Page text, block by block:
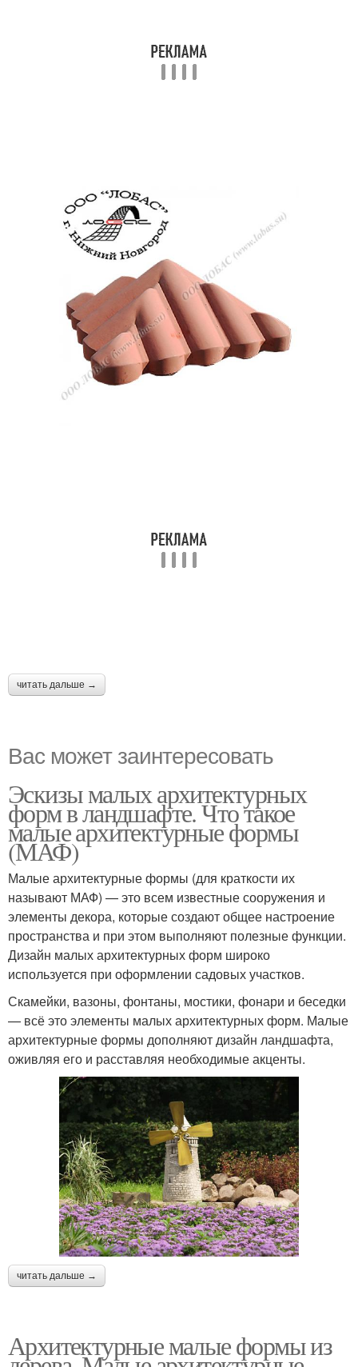
читать дальше →
Вас может заинтересовать
Эскизы малых архитектурных
форм в ландшафте. Что такое
малые архитектурные формы
(МАФ)
Малые архитектурные формы (для краткости их
называют МАФ) — это всем известные сооружения и
элементы декора, которые создают общее настроение
пространства и при этом выполняют полезные функции.
Дизайн малых архитектурных форм широко
используется при оформлении садовых участков.
Скамейки, вазоны, фонтаны, мостики, фонари и беседки
— всё это элементы малых архитектурных форм. Малые
архитектурные формы дополняют дизайн ландшафта,
оживляя его и расставляя необходимые акценты.
читать дальше →
Архитектурные малые формы из